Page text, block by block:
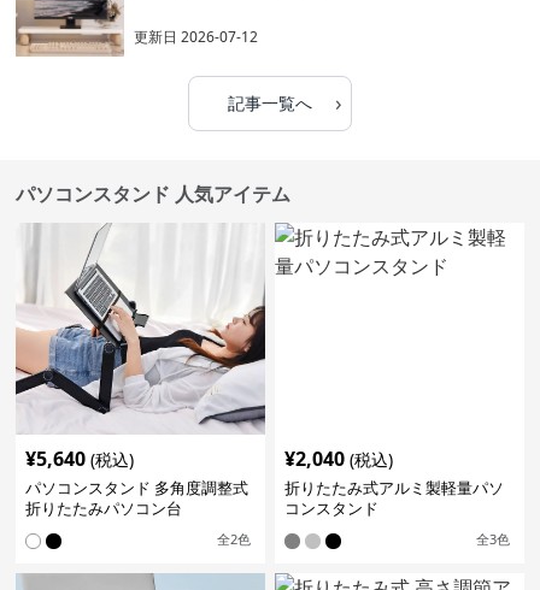
更新日2026-07-12
記事一覧へ ›
パソコンスタンド 人気アイテム
¥5,640 (税込)
パソコンスタンド 多角度調整式
折りたたみパソコン台
全2色
¥2,040 (税込)
折りたたみ式アルミ製軽量パソ
コンスタンド
全3色